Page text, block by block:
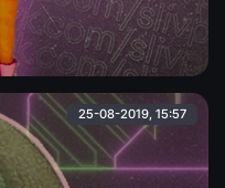
25-08-2019, 15:57